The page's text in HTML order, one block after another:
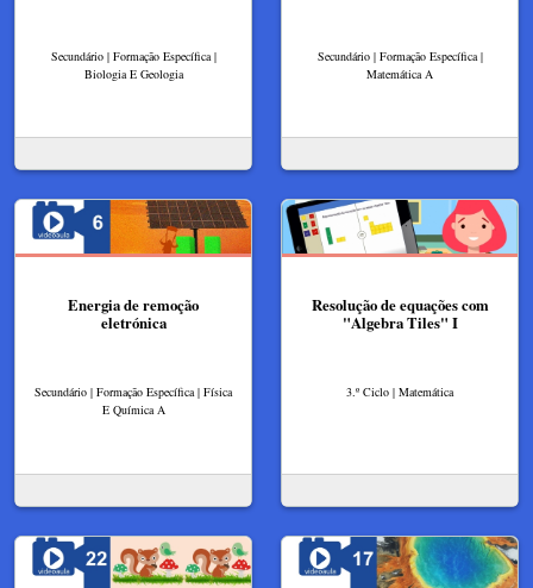
Secundário | Formação Específica |
Biologia E Geologia
Secundário | Formação Específica |
Matemática A
Energia de remoção
eletrónica
Secundário | Formação Específica | Física
E Química A
Resolução de equações com
"Algebra Tiles"​ I
3.º Ciclo | Matemática